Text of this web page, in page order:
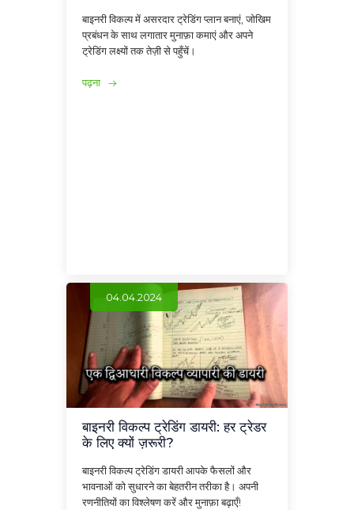
बाइनरी विकल्प में असरदार ट्रेडिंग प्लान बनाएं, जोखिम
प्रबंधन के साथ लगातार मुनाफ़ा कमाएं और अपने
ट्रेडिंग लक्ष्यों तक तेज़ी से पहुँचें।
पढ़ना
04.04.2024
बाइनरी विकल्प ट्रेडिंग डायरी: हर ट्रेडर
के लिए क्यों ज़रूरी?
बाइनरी विकल्प ट्रेडिंग डायरी आपके फैसलों और
भावनाओं को सुधारने का बेहतरीन तरीका है। अपनी
रणनीतियों का विश्लेषण करें और मुनाफ़ा बढ़ाएँ!